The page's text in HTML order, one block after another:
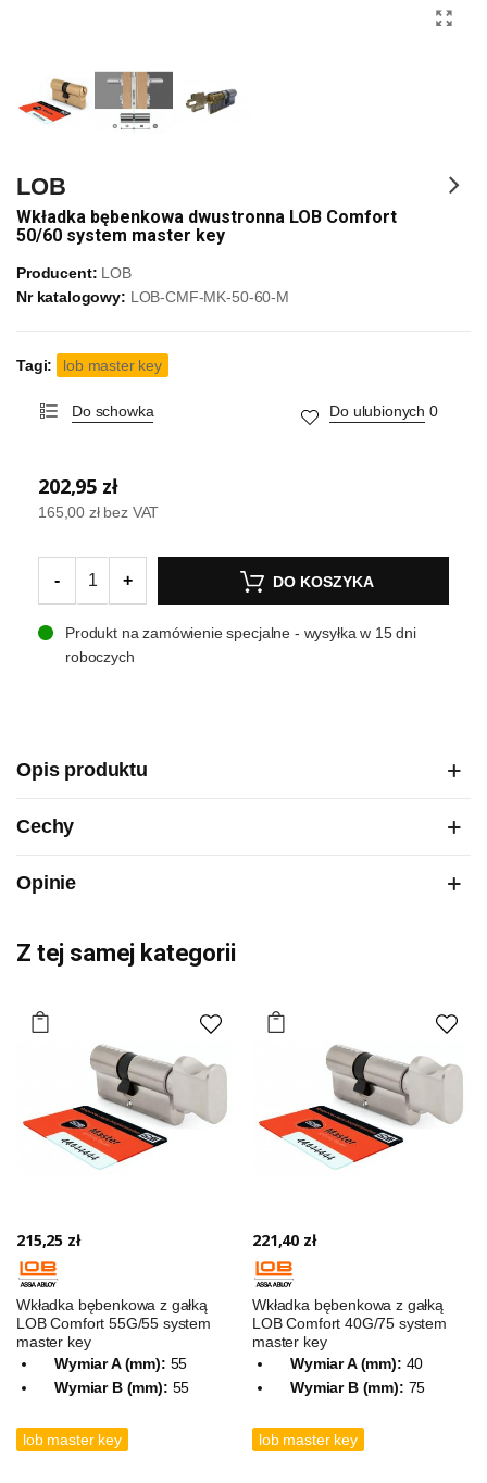
LOB
Wkładka bębenkowa dwustronna LOB Comfort
50/60 system master key
Producent: LOB
Nr katalogowy: LOB-CMF-MK-50-60-M
Tagi: lob master key
Do schowka Do ulubionych 0
202,95 zł
165,00 zł bez VAT
- + DO KOSZYKA
Produkt na zamówienie specjalne - wysyłka w 15 dni
roboczych
Opis produktu
Cechy
Opinie
Z tej samej kategorii
215,25 zł
Wkładka bębenkowa z gałką
LOB Comfort 55G/55 system
master key
Wymiar A (mm): 55
Wymiar B (mm): 55
lob master key
221,40 zł
Wkładka bębenkowa z gałką
LOB Comfort 40G/75 system
master key
Wymiar A (mm): 40
Wymiar B (mm): 75
lob master key